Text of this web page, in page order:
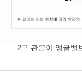
2구 관붙이 앵글밸